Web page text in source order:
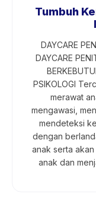
Tumbuh
DAYCARE
DAYCARE
PSIKOLOGI
merawat
mengawasi,
mendeteksi
dengan
anak serta
anak dan